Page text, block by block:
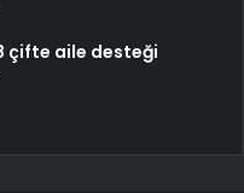
çifte aile desteği